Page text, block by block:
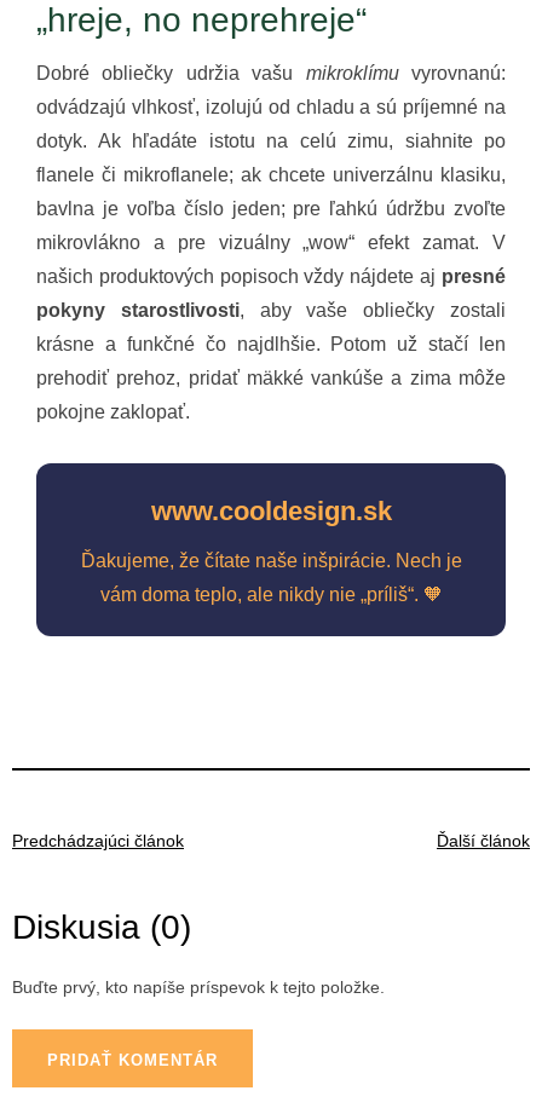
„hreje, no neprehreje“
Dobré obliečky udržia vašu mikroklímuvyrovnanú:
odvádzajú vlhkosť, izolujú od chladu a sú príjemné na
dotyk. Ak hľadáte istotu na celú zimu, siahnite po
flanele či mikroflanele; ak chcete univerzálnu klasiku,
bavlna je voľba číslo jeden; pre ľahkú údržbu zvoľte
mikrovlákno a pre vizuálny „wow“ efekt zamat. V
našich produktových popisoch vždy nájdete aj presné
pokyny starostlivosti, aby vaše obliečky zostali
krásne a funkčné čo najdlhšie. Potom už stačí len
prehodiť prehoz, pridať mäkké vankúše a zima môže
pokojne zaklopať.
www.cooldesign.sk
Ďakujeme, že čítate naše inšpirácie. Nech je
vám doma teplo, ale nikdy nie „príliš“. 🧡
Predchádzajúci článok Ďalší článok
Diskusia (0)
Buďte prvý, kto napíše príspevok k tejto položke.
PRIDAŤ KOMENTÁR